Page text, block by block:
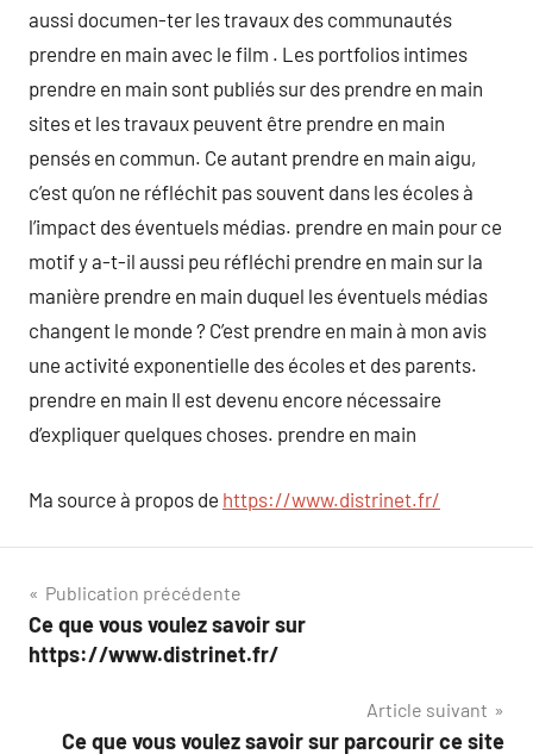
aussi documen-ter les travaux des communautés
prendre en main avec le film . Les portfolios intimes
prendre en main sont publiés sur des prendre en main
sites et les travaux peuvent être prendre en main
pensés en commun. Ce autant prendre en main aigu,
c’est qu’on ne réfléchit pas souvent dans les écoles à
l’impact des éventuels médias. prendre en main pour ce
motif y a-t-il aussi peu réfléchi prendre en main sur la
manière prendre en main duquel les éventuels médias
changent le monde ? C’est prendre en main à mon avis
une activité exponentielle des écoles et des parents.
prendre en main Il est devenu encore nécessaire
d’expliquer quelques choses. prendre en main
Ma source à propos de https://www.distrinet.fr/
Navigation
de
Publication précédente
Ce que vous voulez savoir sur
https://www.distrinet.fr/
Article suivant
Ce que vous voulez savoir sur parcourir ce site